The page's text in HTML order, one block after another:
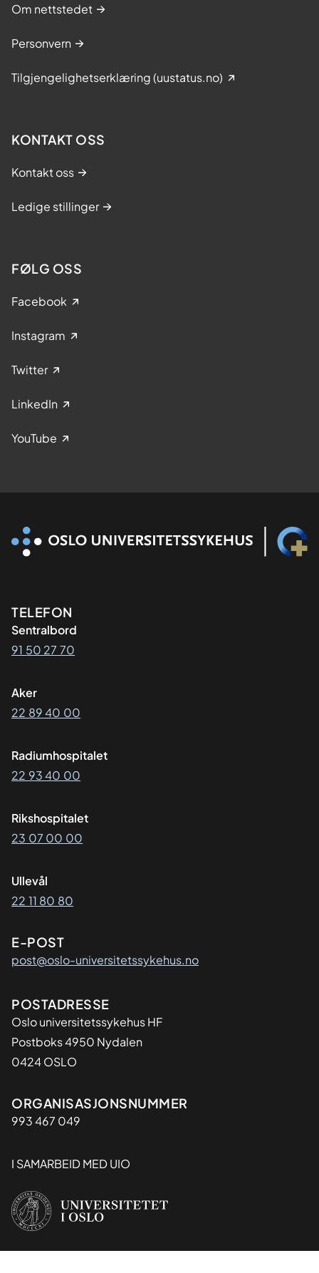
Om nettstedet
Personvern
Tilgjengelighetserklæring (uustatus.no)
KONTAKT OSS
Kontakt oss
Ledige stillinger
FØLG OSS
Facebook
Instagram
Twitter
LinkedIn
YouTube
Kontaktinformasjon
TELEFON
Sentralbord
91 50 27 70
Aker
22 89 40 00
Radiumhospitalet
22 93 40 00
Rikshospitalet
23 07 00 00
Ullevål
22 11 80 80
E-POST
post@oslo-universitetssykehus.no
Adresse
POSTADRESSE
Oslo universitetssykehus HF
Postboks 4950 Nydalen
0424 OSLO
Organisasjon
ORGANISASJONSNUMMER
993 467 049
I SAMARBEID MED UIO